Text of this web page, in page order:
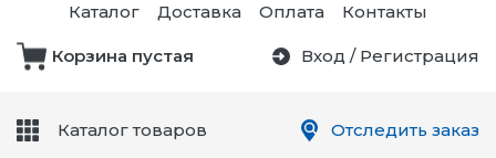
Каталог Доставка Оплата Контакты
Корзина пустая Вход / Регистрация
Каталог товаров
Безопасности,
Товары для Чистых
Отследить заказ